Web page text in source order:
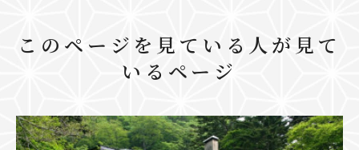
このページを見ている人が見て
いるページ